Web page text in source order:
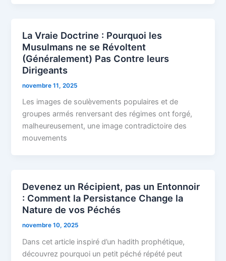
La Vraie Doctrine : Pourquoi les
Musulmans ne se Révoltent
(Généralement) Pas Contre leurs
Dirigeants
novembre 11, 2025
Les images de soulèvements populaires et de
groupes armés renversant des régimes ont forgé,
malheureusement, une image contradictoire des
mouvements
Devenez un Récipient, pas un Entonnoir
: Comment la Persistance Change la
Nature de vos Péchés
novembre 10, 2025
Dans cet article inspiré d’un hadith prophétique,
découvrez pourquoi un petit péché répété peut